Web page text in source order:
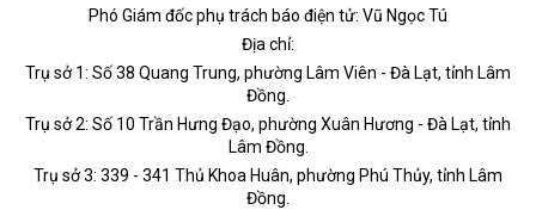
Phó Giám đốc phụ trách báo điện tử: Vũ Ngọc Tú
Địa chỉ:
Trụ sở 1: Số 38 Quang Trung, phường Lâm Viên - Đà Lạt, tỉnh Lâm
Đồng.
Trụ sở 2: Số 10 Trần Hưng Đạo, phường Xuân Hương - Đà Lạt, tỉnh
Lâm Đồng.
Trụ sở 3: 339 - 341 Thủ Khoa Huân, phường Phú Thủy, tỉnh Lâm
Đồng.